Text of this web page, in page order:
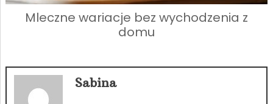
Mleczne wariacje bez wychodzenia z
domu
Sabina